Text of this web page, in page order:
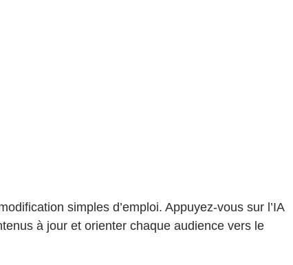
simples d’emploi. Appuyez-vous sur l’IA
à jour et orienter chaque audience vers le